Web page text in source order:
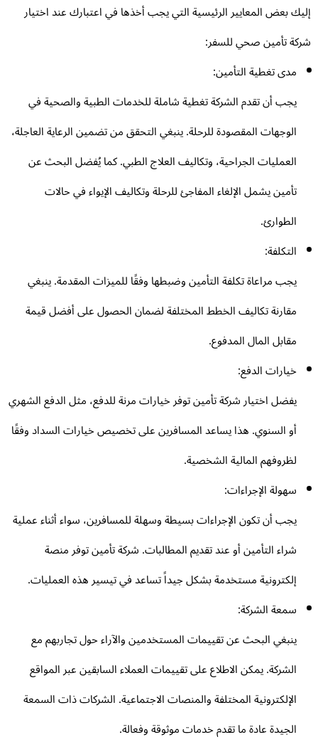
بعض المعايير الرئيسية التي يجب أخذها في اعتبارك عند اختيار
تأمين صحي للسفر:
مدى تغطية التأمين:
يجب أن تقدم الشركة تغطية شاملة للخدمات الطبية والصحية في
الوجهات المقصودة للرحلة. ينبغي التحقق من تضمين الرعاية العاجلة،
العمليات الجراحية، وتكاليف العلاج الطبي. كما يُفضل البحث عن
تأمين يشمل الإلغاء المفاجئ للرحلة وتكاليف الإيواء في حالات
الطوارئ.
التكلفة:
يجب مراعاة تكلفة التأمين وضبطها وفقًا للميزات المقدمة. ينبغي
مقارنة تكاليف الخطط المختلفة لضمان الحصول على أفضل قيمة
مقابل المال المدفوع.
خيارات الدفع:
يفضل اختيار شركة تأمين توفر خيارات مرنة للدفع، مثل الدفع الشهري
أو السنوي. هذا يساعد المسافرين على تخصيص خيارات السداد وفقًا
لظروفهم المالية الشخصية.
سهولة الإجراءات:
يجب أن تكون الإجراءات بسيطة وسهلة للمسافرين، سواء أثناء عملية
شراء التأمين أو عند تقديم المطالبات. شركة تأمين توفر منصة
إلكترونية مستخدمة بشكل جيداً تساعد في تيسير هذه العمليات.
سمعة الشركة:
ينبغي البحث عن تقييمات المستخدمين والآراء حول تجاربهم مع
الشركة. يمكن الاطلاع على تقييمات العملاء السابقين عبر المواقع
الإلكترونية المختلفة والمنصات الاجتماعية. الشركات ذات السمعة
الجيدة عادة ما تقدم خدمات موثوقة وفعالة.